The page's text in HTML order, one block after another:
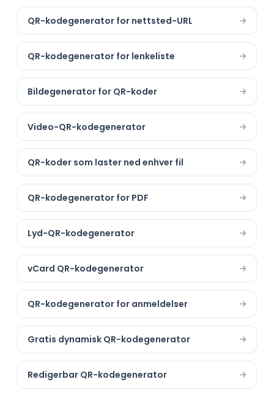
QR-kodegenerator for nettsted-URL
QR-kodegenerator for lenkeliste
Bildegenerator for QR-koder
Video-QR-kodegenerator
QR-koder som laster ned enhver fil
QR-kodegenerator for PDF
Lyd-QR-kodegenerator
vCard QR-kodegenerator
QR-kodegenerator for anmeldelser
Gratis dynamisk QR-kodegenerator
Redigerbar QR-kodegenerator